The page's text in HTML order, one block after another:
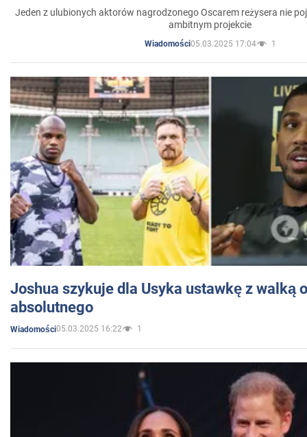
Jeden z ulubionych aktorów nagrodzonego Oscarem reżysera nie
ambitnym projekcie
Wiadomości05.03.2025 17:04 1
Joshua szykuje dla Usyka ustawkę z walką
absolutnego
Wiadomości05.03.2025 16:22 1